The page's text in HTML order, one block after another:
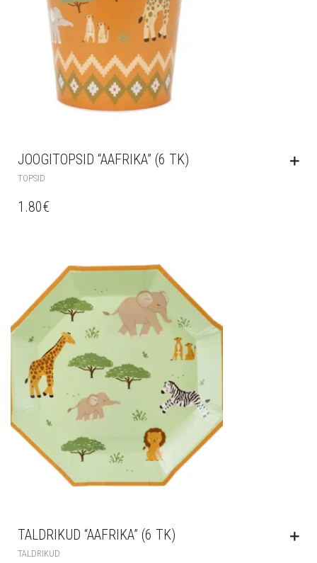
JOOGITOPSID “AAFRIKA” (6 TK)
TOPSID
1.80€
TALDRIKUD “AAFRIKA” (6 TK)
TALDRIKUD